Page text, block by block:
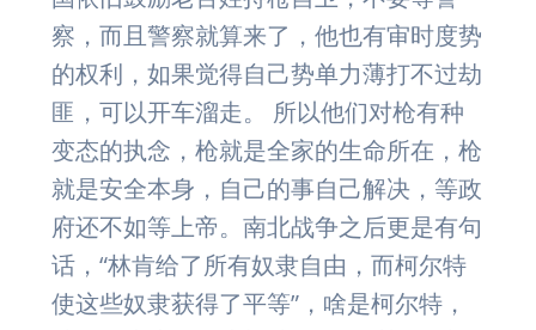
察，而且警察就算来了，他也有审时度势
的权利，如果觉得自己势单力薄打不过劫
匪，可以开车溜走。 所以他们对枪有种
变态的执念，枪就是全家的生命所在，枪
就是安全本身，自己的事自己解决，等政
府还不如等上帝。南北战争之后更是有句
话，“林肯给了所有奴隶自由，而柯尔特
使这些奴隶获得了平等”，啥是柯尔特，